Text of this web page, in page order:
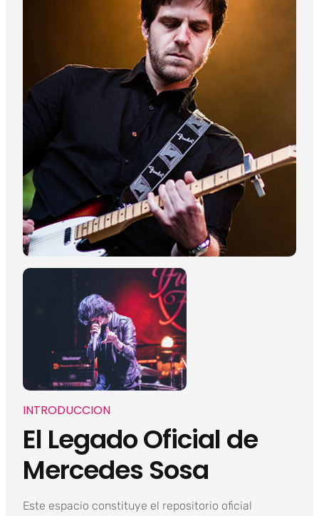
INTRODUCCION
El Legado Oficial de
Mercedes Sosa
Este espacio constituye el repositorio oficial